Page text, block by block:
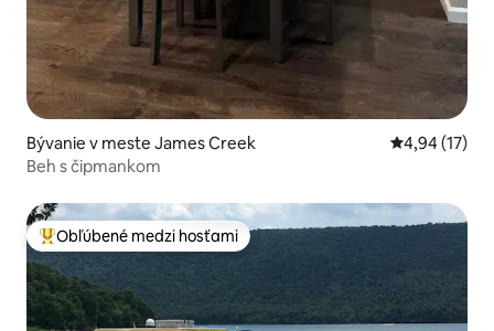
Bývanie v meste James Creek Priemerné
4,94 (17)
Beh s čipmankom
Najobľúbenejšie medzi hosťami
Obľúbené medzi hosťami